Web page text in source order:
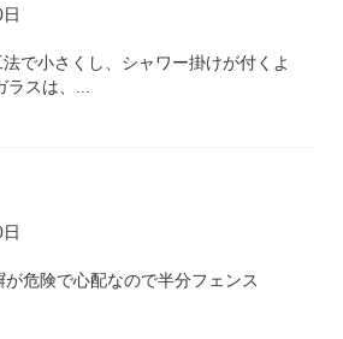
で小さくし、シャワー掛けが付くよ
スは、...
危険で心配なので半分フェンス